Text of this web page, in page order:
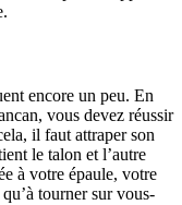
encore un peu. En
vous devez réussir
il faut attraper son
le talon et l’autre
à votre épaule, votre
tourner sur vous-